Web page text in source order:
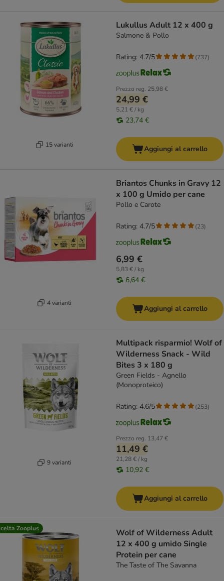
15 varianti
Lukullus Adult 12 x 400 g
Salmone & Pollo
Prezzo reg. 25,98 €
24,99 €
5,21 € / kg
23,74 €
Rating: 4.7/5 (737)
Aggiungi al carrello
4 varianti
Briantos Chunks in Gravy 12
x 100 g Umido per cane
Pollo e Carote
6,99 €
5,83 € / kg
6,64 €
Rating: 4.7/5 (23)
Aggiungi al carrello
9 varianti
Multipack risparmio! Wolf of
Wilderness Snack - Wild
Bites 3 x 180 g
Green Fields - Agnello
(Monoproteico)
Prezzo reg. 13,47 €
11,49 €
21,28 € / kg
10,92 €
Rating: 4.6/5 (253)
Aggiungi al carrello
Zooplus
Wolf of Wilderness Adult
12 x 400 g umido Single
Protein per cane
The Taste of The Savanna